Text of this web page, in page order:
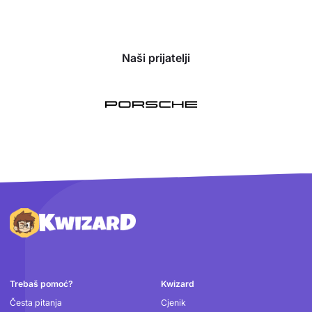
Naši prijatelji
Podnožje
Trebaš pomoć?
Česta pitanja
Kwizard
Cjenik